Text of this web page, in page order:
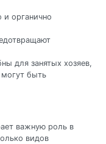
и органично
для занятых хозяев,
могут быть
важную роль в
видов